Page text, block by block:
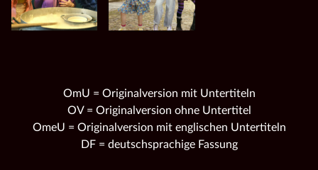
OmU = Originalversion mit Untertiteln
OV = Originalversion ohne Untertitel
OmeU = Originalversion mit englischen Untertiteln
DF = deutschsprachige Fassung